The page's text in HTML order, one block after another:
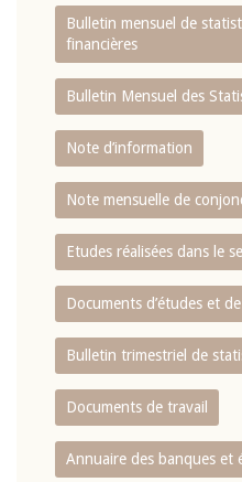
Bulletin mensuel de
financières
Bulletin Mensuel des
Note d’information
Note mensuelle de
Etudes réalisées dans le
Documents d’études et
Bulletin trimestriel de
Documents de travail
Annuaire des banques et